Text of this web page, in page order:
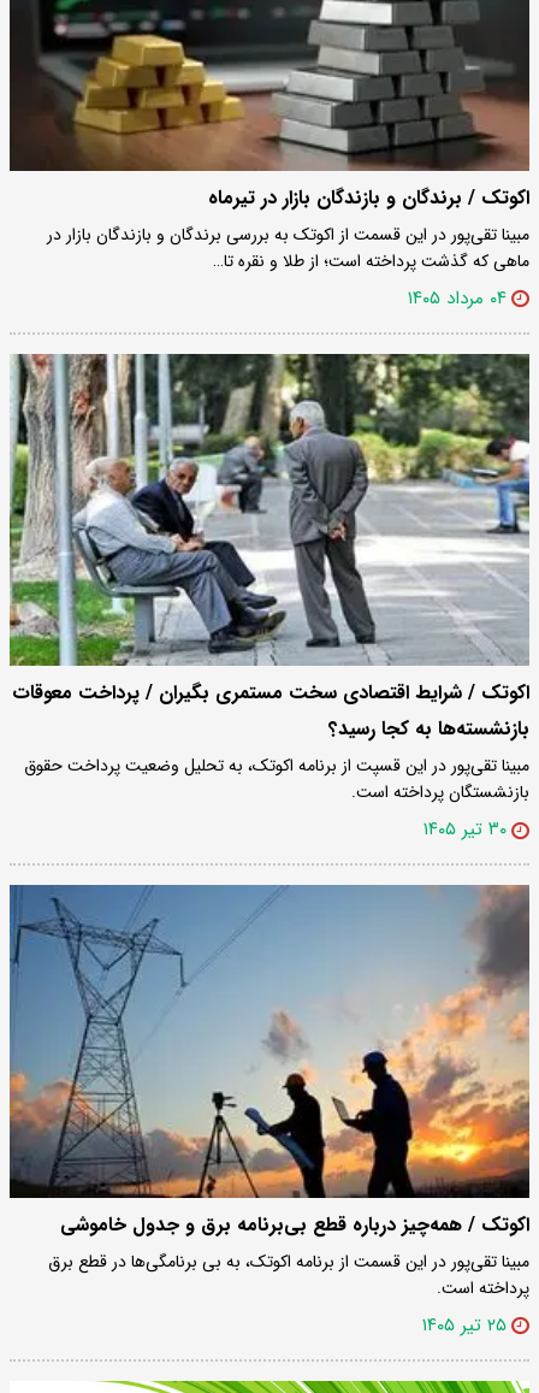
اکوتک / برندگان و بازندگان بازار در تیرماه
مبینا تقی‌پور در این قسمت از اکوتک به بررسی برندگان و بازندگان بازار در
ماهی که گذشت پرداخته است؛ از طلا و نقره تا…
۰۴ مرداد ۱۴۰۵
اکوتک / شرایط اقتصادی سخت مستمری بگیران / پرداخت معوقات
بازنشسته‌ها به کجا رسید؟
مبینا تقی‌پور در این قسپت از برنامه اکوتک، به تحلیل وضعیت پرداخت حقوق
بازنشستگان پرداخته است.
۳۰ تیر ۱۴۰۵
اکوتک / همه‌چیز درباره قطع بی‌برنامه برق و جدول خاموشی
مبینا تقی‌پور در این قسمت از برنامه اکوتک، به بی برنامگی‌ها در قطع برق
پرداخته است.
۲۵ تیر ۱۴۰۵